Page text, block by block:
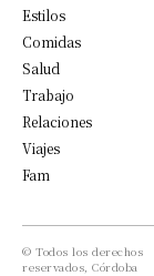
Estilos
Comidas
Salud
Trabajo
Relaciones
Viajes
Fam
© Todos los derechos
reservados, Córdoba